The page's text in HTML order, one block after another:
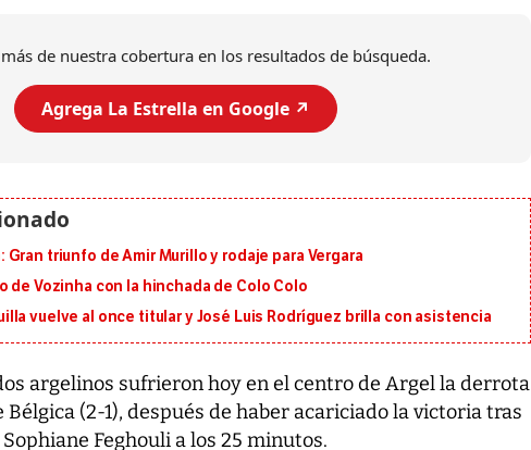
de nuestra cobertura en los resultados de búsqueda.
Agrega La Estrella en Google ↗️
Gran triunfo de Amir Murillo y rodaje para Vergara
de Vozinha con la hinchada de Colo Colo
vuelve al once titular y José Luis Rodríguez brilla con asistencia
argelinos sufrieron hoy en el centro de Argel la derrota
Bélgica (2-1), después de haber acariciado la victoria tras
Feghouli a los 25 minutos.
7,1 se registró este martes 28 de
emergencia de gran